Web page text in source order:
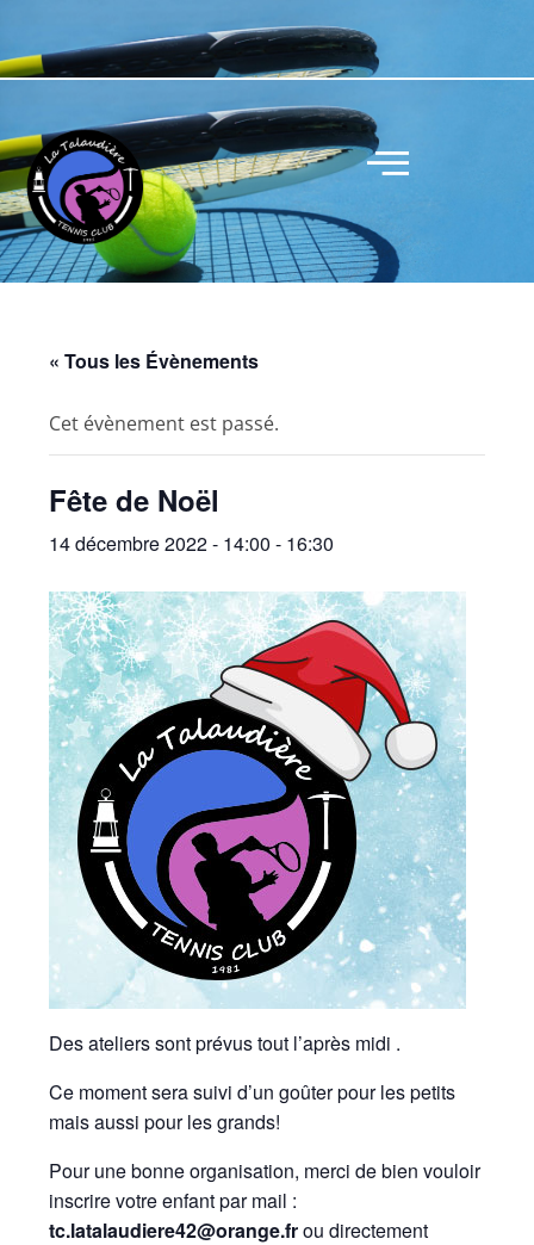
« Tous les Évènements
Cet évènement est passé.
Fête de Noël
14 décembre 2022 - 14:00 - 16:30
Des ateliers sont prévus tout l’après midi .
Ce moment sera suivi d’un goûter pour les petits
mais aussi pour les grands!
Pour une bonne organisation, merci de bien vouloir
inscrire votre enfant par mail :
tc.latalaudiere42@orange.frou directement